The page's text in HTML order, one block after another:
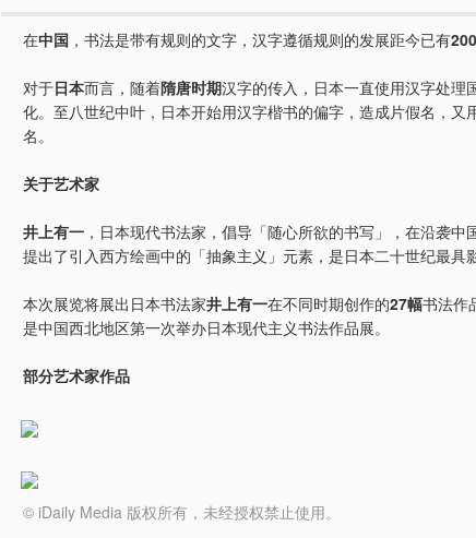
在中国 ，书法是带有规则的文字，汉字遵循规则的发展距今已有
对于日本而言，随着隋唐时期汉字的传入，日本一直使用汉字处理
化。至八世纪中叶，日本开始用汉字楷书的偏字，造成片假名，又
名。
关于艺术家
井上有一 ，日本现代书法家，倡导「随心所欲的书写」，在沿袭中
提出了引入西方绘画中的「抽象主义」元素，是日本二十世纪最具
本次展览将展出日本书法家井上有一在不同时期创作的27幅书法作
是中国西北地区第一次举办日本现代主义书法作品展。
部分艺术家作品
© iDaily Media 版权所有，未经授权禁止使用。